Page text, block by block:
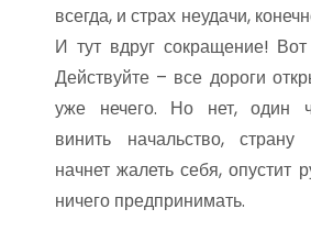
всегда, и страх неудачи,
И тут вдруг сокращение!
Действуйте – все дороги
уже нечего. Но нет, один
винить начальство,
начнет жалеть себя, опустит
ничего предпринимать.